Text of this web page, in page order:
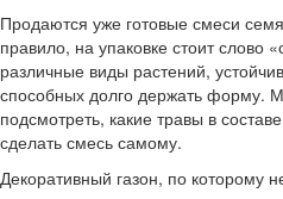
Продаются уже готовые смеси
правило, на упаковке стоит слово
различные виды растений,
способных долго держать форму.
подсмотреть, какие травы в
сделать смесь самому.
Декоративный газон, по которому